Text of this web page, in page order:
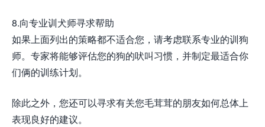
8.向专业训犬师寻求帮助
如果上面列出的策略都不适合您，请考虑联系专业的训狗
师。专家将能够评估您的狗的吠叫习惯，并制定最适合你
们俩的训练计划。
除此之外，您还可以寻求有关您毛茸茸的朋友如何总体上
表现良好的建议。